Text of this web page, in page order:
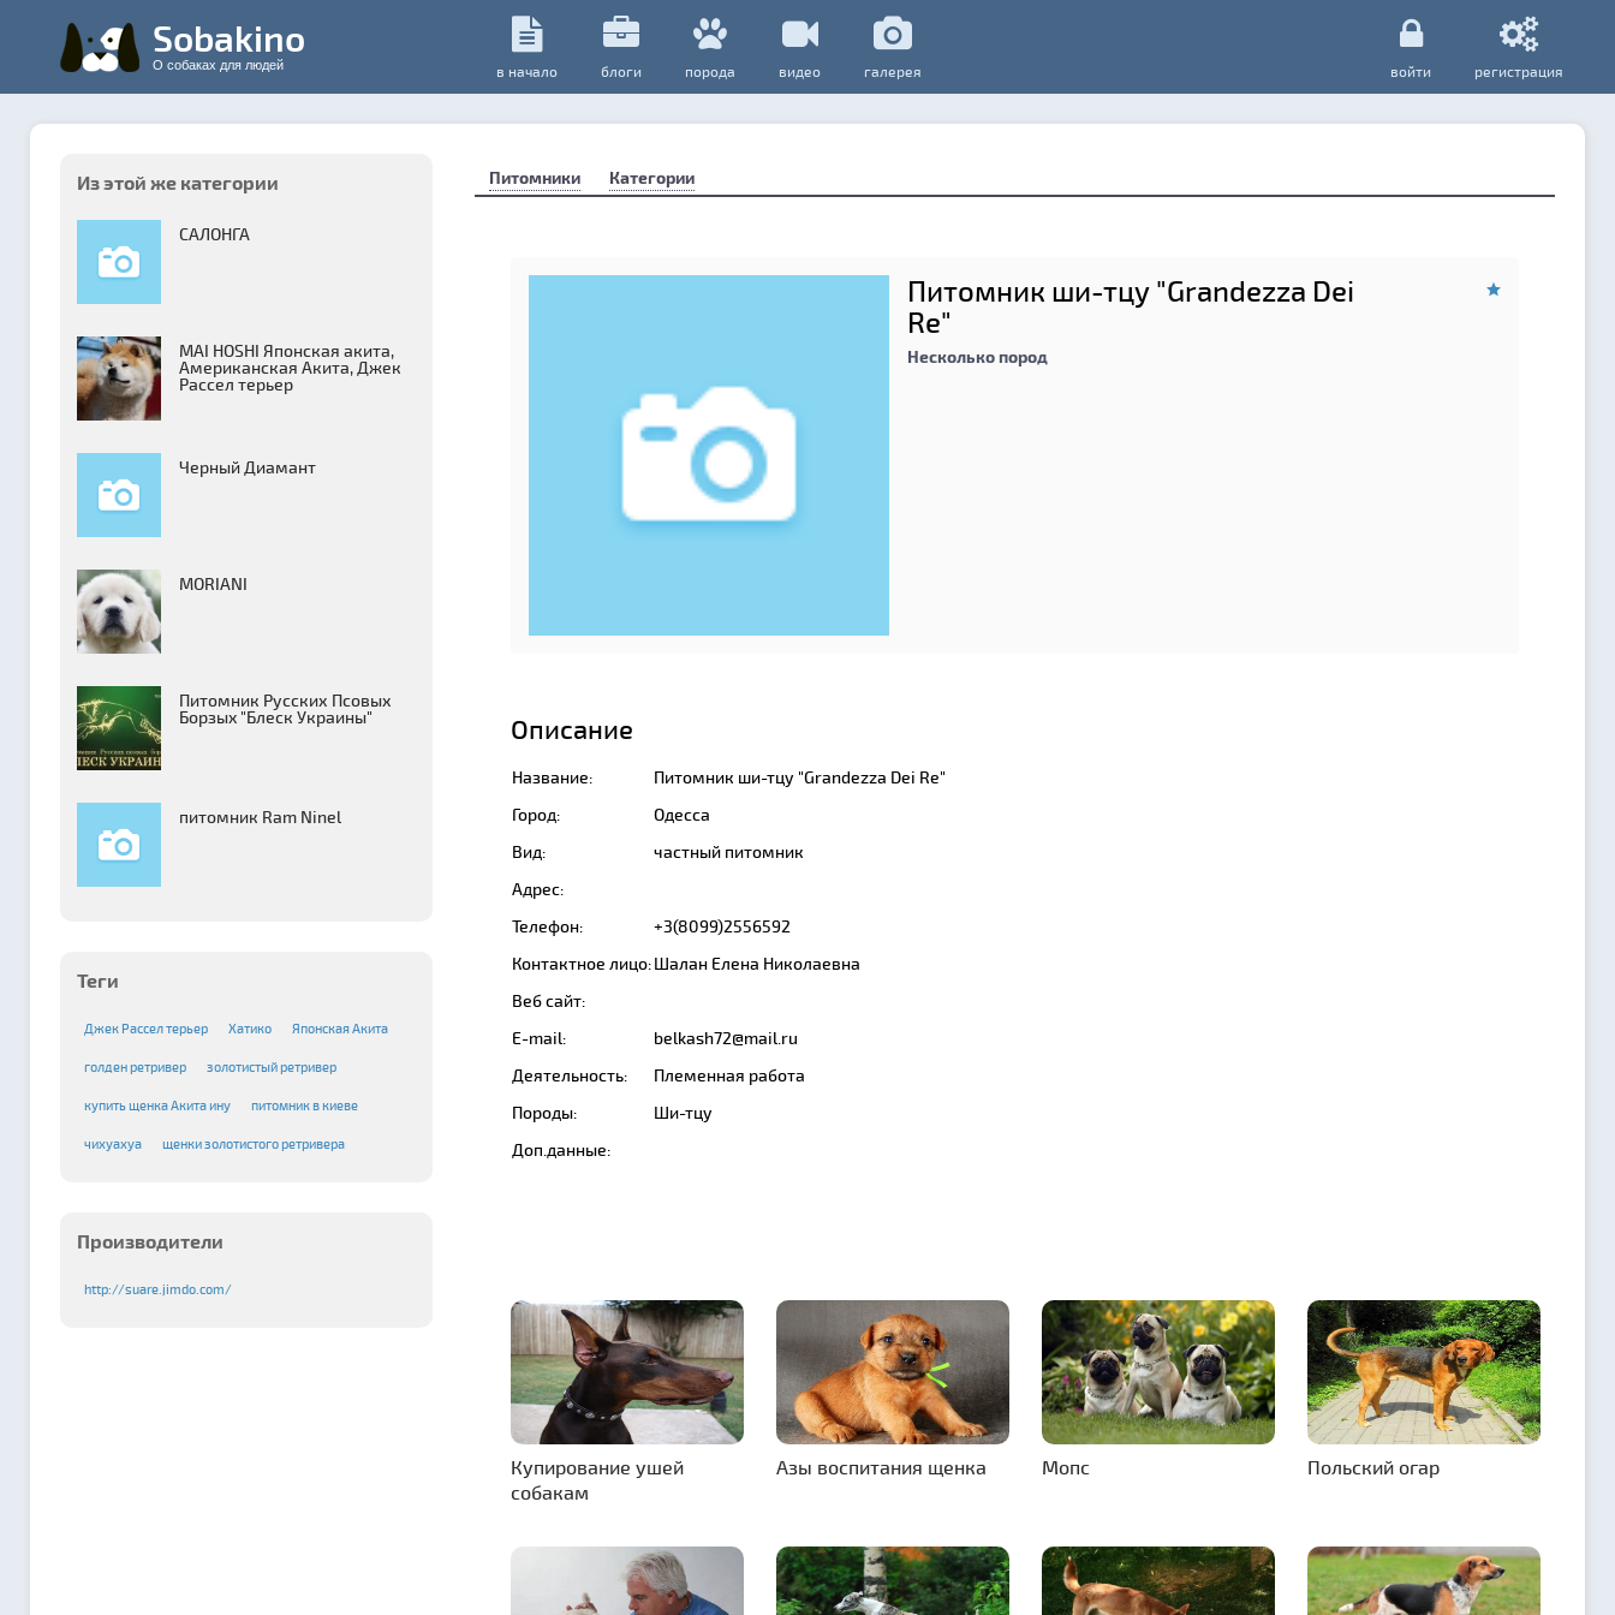
Sobakino
О собаках для людей в начало блоги порода видео галерея войти регистрация
Из этой же категории
САЛОНГА
MAI HOSHI Японская акита,
Американская Акита, Джек
Рассел терьер
Черный Диамант
MORIANI
Питомник Русских Псовых
Борзыx "Блеск Украины"
питомник Ram Ninel
Теги
Джек Рассел терьер Хатико Японская Акита
голден ретривер золотистый ретривер
купить щенка Акита ину питомник в киеве
чихуахуа щенки золотистого ретривера
Производители
http://suare.jimdo.com/
Питомники Категории
Питомник ши-тцу "Grandezza Dei
Re"
Несколько пород
Описание
Название:
Питомник ши-тцу "Grandezza Dei Re"
Город:
Одесса
Вид:
частный питомник
Адрес:
Телефон:
+3(8099)2556592
Контактное лицо:Шалан Елена Николаевна
Веб сайт:
E-mail:
belkash72@mail.ru
Деятельность:
Племенная работа
Породы:
Ши-тцу
Доп.данные:
Купирование ушей
собакам
Азы воспитания щенка Мопс Польский огар